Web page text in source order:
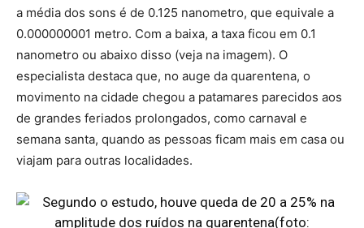
a média dos sons é de 0.125 nanometro, que equivale a
0.000000001 metro. Com a baixa, a taxa ficou em 0.1
nanometro ou abaixo disso (veja na imagem). O
especialista destaca que, no auge da quarentena, o
movimento na cidade chegou a patamares parecidos aos
de grandes feriados prolongados, como carnaval e
semana santa, quando as pessoas ficam mais em casa ou
viajam para outras localidades.